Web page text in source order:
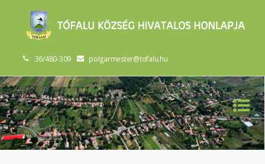
36/480-309 polgarmester@tofalu.hu